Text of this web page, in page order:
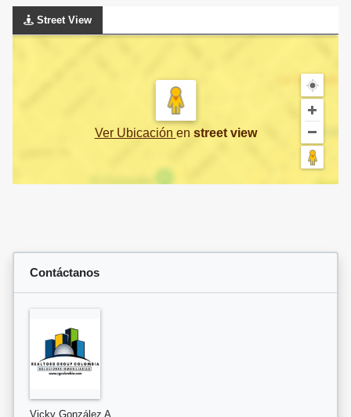
Street View
Ver Ubicación en street view
Contáctanos
Vicky González A.